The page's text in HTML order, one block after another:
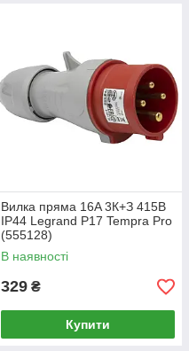
Вилка пряма 16A 3К+З 415В
IP44 Legrand P17 Tempra Pro
(555128)
В наявності
329 ₴
Купити